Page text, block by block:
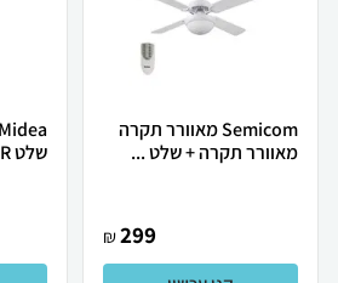
Semicom ‏מאוורר תקרה
מאוורר תקרה +‎ שלט ...
299
₪
שלט FZ10-17JR מידאה...